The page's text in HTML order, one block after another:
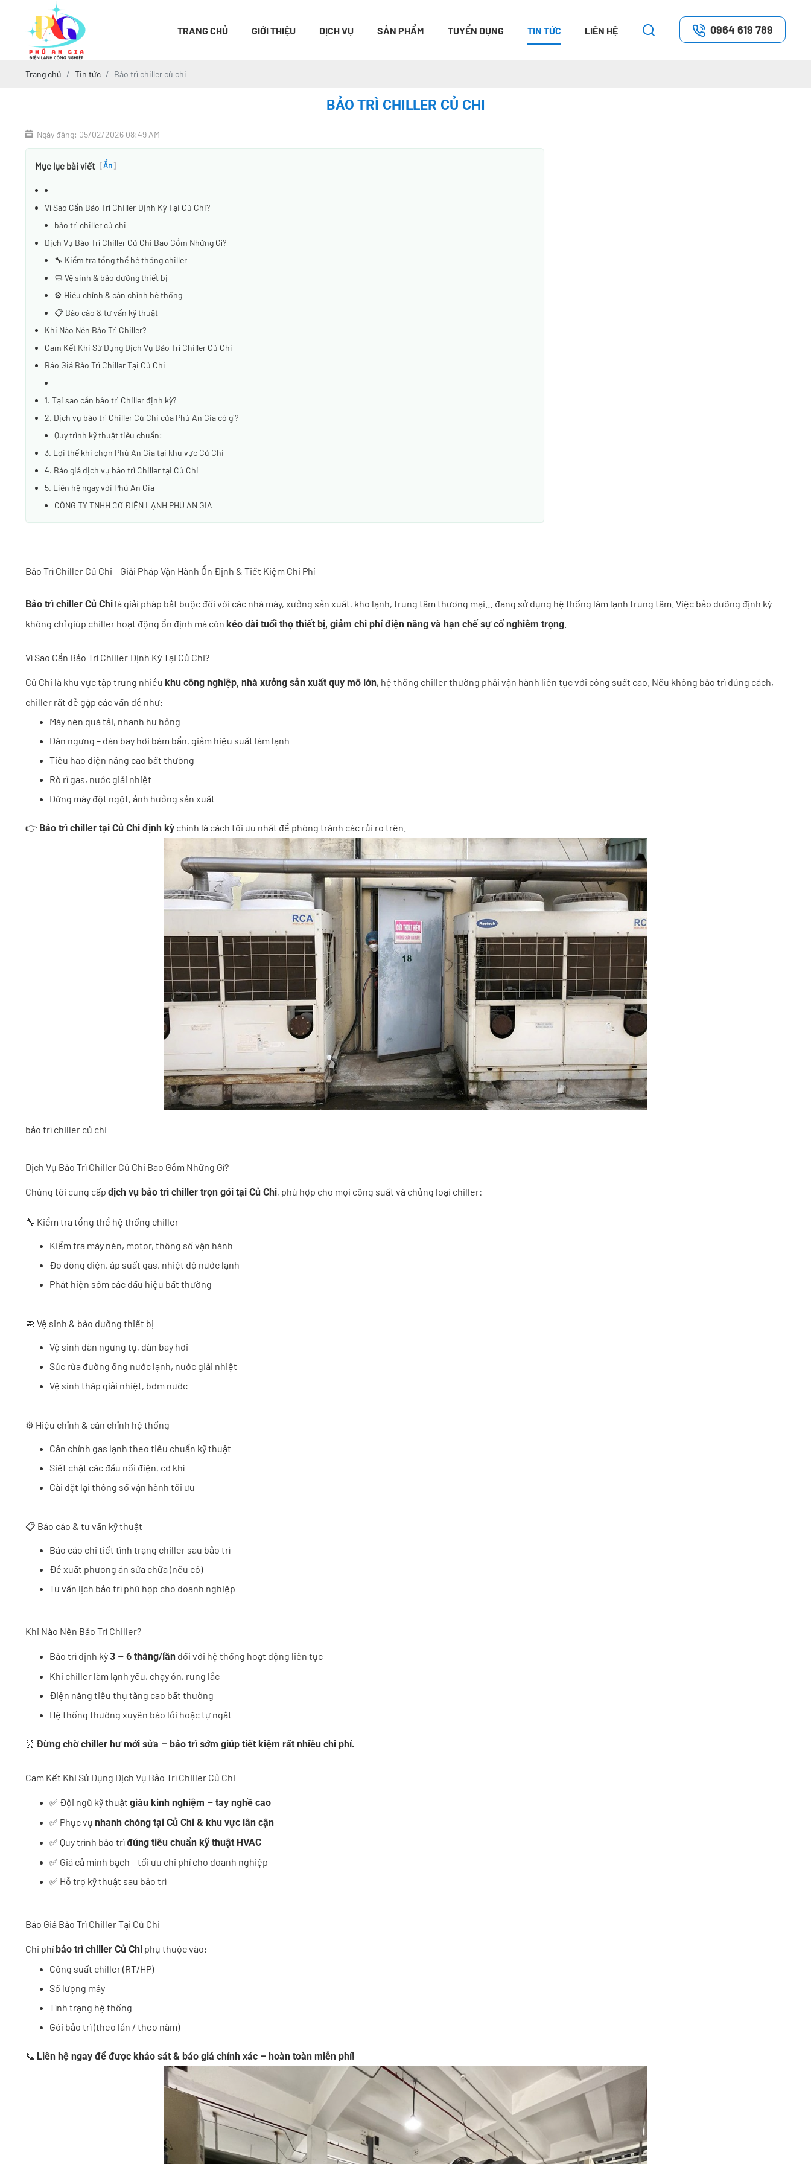
TRANG CHỦ GIỚI THIỆU DỊCH VỤ SẢN PHẨM TUYỂN DỤNG TIN TỨC LIÊN HỆ 0964 619 789
Trang chủ Tin tức Bảo trì chiller củ chi
BẢO TRÌ CHILLER CỦ CHI
Ngày đăng: 05/02/2026 08:49 AM
Mục lục bài viết [Ẩn]
Vì Sao Cần Bảo Trì Chiller Định Kỳ Tại Củ Chi?
bảo trì chiller củ chi
Dịch Vụ Bảo Trì Chiller Củ Chi Bao Gồm Những Gì?
🔧 Kiểm tra tổng thể hệ thống chiller
🧼 Vệ sinh & bảo dưỡng thiết bị
⚙️ Hiệu chỉnh & cân chỉnh hệ thống
📋 Báo cáo & tư vấn kỹ thuật
Khi Nào Nên Bảo Trì Chiller?
Cam Kết Khi Sử Dụng Dịch Vụ Bảo Trì Chiller Củ Chi
Báo Giá Bảo Trì Chiller Tại Củ Chi
1. Tại sao cần bảo trì Chiller định kỳ?
2. Dịch vụ bảo trì Chiller Củ Chi của Phú An Gia có gì?
Quy trình kỹ thuật tiêu chuẩn:
3. Lợi thế khi chọn Phú An Gia tại khu vực Củ Chi
4. Báo giá dịch vụ bảo trì Chiller tại Củ Chi
5. Liên hệ ngay với Phú An Gia
CÔNG TY TNHH CƠ ĐIỆN LẠNH PHÚ AN GIA
Bảo Trì Chiller Củ Chi – Giải Pháp Vận Hành Ổn Định & Tiết Kiệm Chi Phí
Bảo trì chiller Củ Chi là giải pháp bắt buộc đối với các nhà máy, xưởng sản xuất, kho lạnh, trung tâm thương mại… đang sử dụng hệ thống làm lạnh trung tâm. Việc bảo dưỡng định kỳ
không chỉ giúp chiller hoạt động ổn định mà còn kéo dài tuổi thọ thiết bị, giảm chi phí điện năng và hạn chế sự cố nghiêm trọng
Vì Sao Cần Bảo Trì Chiller Định Kỳ Tại Củ Chi?
Củ Chi là khu vực tập trung nhiều khu công nghiệp, nhà xưởng sản xuất quy mô lớn, hệ thống chiller thường phải vận hành liên tục với công suất cao. Nếu không bảo trì đúng cách,
chiller rất dễ gặp các vấn đề như:
Máy nén quá tải, nhanh hư hỏng
Dàn ngưng – dàn bay hơi bám bẩn, giảm hiệu suất làm lạnh
Tiêu hao điện năng cao bất thường
Rò rỉ gas, nước giải nhiệt
Dừng máy đột ngột, ảnh hưởng sản xuất
👉 Bảo trì chiller tại Củ Chi định kỳ chính là cách tối ưu nhất để phòng tránh các rủi ro trên.
bảo trì chiller củ chi
Dịch Vụ Bảo Trì Chiller Củ Chi Bao Gồm Những Gì?
Chúng tôi cung cấp dịch vụ bảo trì chiller trọn gói tại Củ Chi, phù hợp cho mọi công suất và chủng loại chiller:
🔧 Kiểm tra tổng thể hệ thống chiller
Kiểm tra máy nén, motor, thông số vận hành
Đo dòng điện, áp suất gas, nhiệt độ nước lạnh
Phát hiện sớm các dấu hiệu bất thường
🧼 Vệ sinh & bảo dưỡng thiết bị
Vệ sinh dàn ngưng tụ, dàn bay hơi
Súc rửa đường ống nước lạnh, nước giải nhiệt
Vệ sinh tháp giải nhiệt, bơm nước
⚙️ Hiệu chỉnh & cân chỉnh hệ thống
Cân chỉnh gas lạnh theo tiêu chuẩn kỹ thuật
Siết chặt các đầu nối điện, cơ khí
Cài đặt lại thông số vận hành tối ưu
📋 Báo cáo & tư vấn kỹ thuật
Báo cáo chi tiết tình trạng chiller sau bảo trì
Đề xuất phương án sửa chữa (nếu có)
Tư vấn lịch bảo trì phù hợp cho doanh nghiệp
Khi Nào Nên Bảo Trì Chiller?
Bảo trì định kỳ3 – 6 tháng/lần đối với hệ thống hoạt động liên tục
Khi chiller làm lạnh yếu, chạy ồn, rung lắc
Điện năng tiêu thụ tăng cao bất thường
Hệ thống thường xuyên báo lỗi hoặc tự ngắt
⏰ Đừng chờ chiller hư mới sửa – bảo trì sớm giúp tiết kiệm rất nhiều chi phí.
Cam Kết Khi Sử Dụng Dịch Vụ Bảo Trì Chiller Củ Chi
✅ Đội ngũ kỹ thuật giàu kinh nghiệm – tay nghề cao
✅ Phục vụ nhanh chóng tại Củ Chi & khu vực lân cận
✅ Quy trình bảo trìđúng tiêu chuẩn kỹ thuật HVAC
✅ Giá cả minh bạch – tối ưu chi phí cho doanh nghiệp
✅ Hỗ trợ kỹ thuật sau bảo trì
Báo Giá Bảo Trì Chiller Tại Củ Chi
Chi phíbảo trì chiller Củ Chi phụ thuộc vào:
Công suất chiller (RT/HP)
Số lượng máy
Tình trạng hệ thống
Gói bảo trì (theo lần / theo năm)
📞 Liên hệ ngay để được khảo sát & báo giá chính xác – hoàn toàn miễn phí!